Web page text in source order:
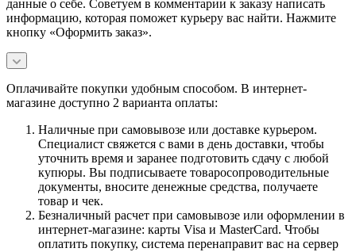
данные о себе. Советуем в комментарии к заказу написать
информацию, которая поможет курьеру вас найти. Нажмите
кнопку «Оформить заказ».
Оплачивайте покупки удобным способом. В интернет-
магазине доступно 2 варианта оплаты:
Наличные при самовывозе или доставке курьером.
Специалист свяжется с вами в день доставки, чтобы
уточнить время и заранее подготовить сдачу с любой
купюры. Вы подписываете товаросопроводительные
документы, вносите денежные средства, получаете
товар и чек.
Безналичный расчет при самовывозе или оформлении в
интернет-магазине: карты Visa и MasterCard. Чтобы
оплатить покупку, система перенаправит вас на сервер